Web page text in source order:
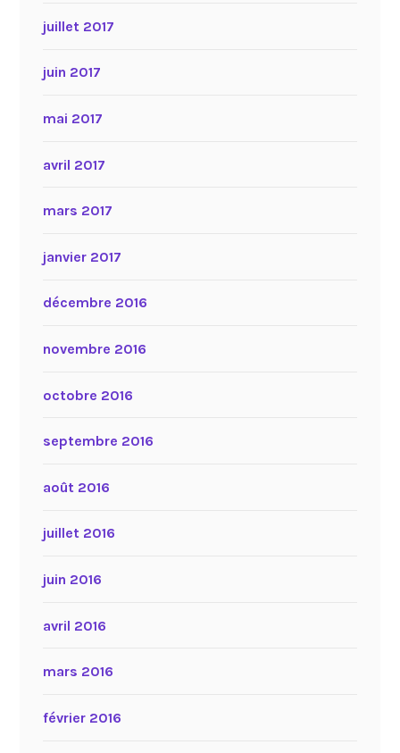
juillet 2017
juin 2017
mai 2017
avril 2017
mars 2017
janvier 2017
décembre 2016
novembre 2016
octobre 2016
septembre 2016
août 2016
juillet 2016
juin 2016
avril 2016
mars 2016
février 2016